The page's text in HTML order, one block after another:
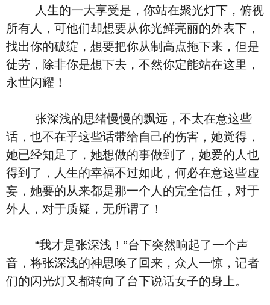
人生的一大享受是，你站在聚光灯下，俯视
所有人，可他们却想要从你光鲜亮丽的外表下，
找出你的破绽，想要把你从制高点拖下来，但是
徒劳，除非你是想下去，不然你定能站在这里，
永世闪耀！
张深浅的思绪慢慢的飘远，不太在意这些
话，也不在乎这些话带给自己的伤害，她觉得，
她已经知足了，她想做的事做到了，她爱的人也
得到了，人生的幸福不过如此，何必在意这些虚
妄，她要的从来都是那一个人的完全信任，对于
外人，对于质疑，无所谓了！
“我才是张深浅！”台下突然响起了一个声
音，将张深浅的神思唤了回来，众人一惊，记者
们的闪光灯又都转向了台下说话女子的身上。